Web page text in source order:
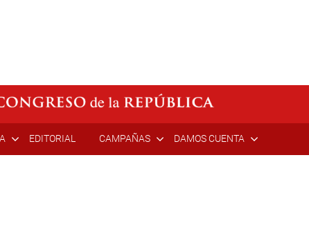
EDITORIAL CAMPAÑAS DAMOS CUENTA